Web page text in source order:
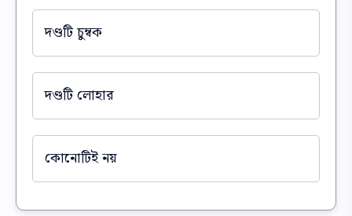
দণ্ডটি চুম্বক
দণ্ডটি লোহার
কোনোটিই নয়